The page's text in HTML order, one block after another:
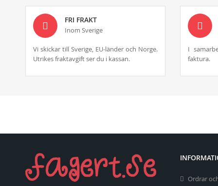
the
images
gallery
FRI FRAKT
Inom Sverige
Vi skickar till Sverige, EU-länder och Norge.
Utrikes fraktavgift ser du i kassan.
I
faktura.
Ordrar